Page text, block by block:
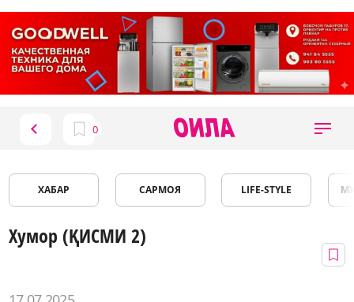
ХАБАР САРМОЯ LIFE-STYLE
Хумор (ҚИСМИ 2)